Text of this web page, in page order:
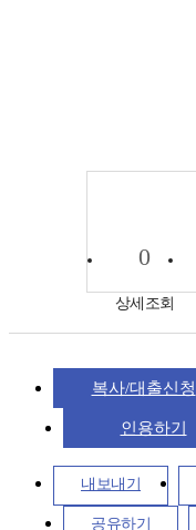
0
상세조회
복사/대출신청
인용하기
내보내기
공유하기